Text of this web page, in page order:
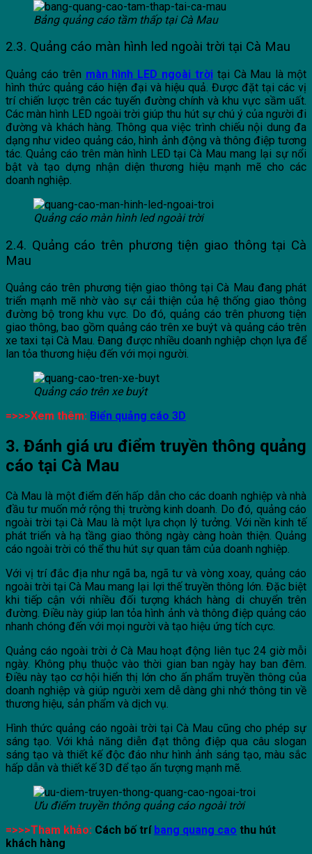
Bảng quảng cáo tầm thấp tại Cà Mau
2.3. Quảng cáo màn hình led ngoài trời tại Cà Mau
Quảng cáo trên màn hình LED ngoài trờitại Cà Mau là một
hình thức quảng cáo hiện đại và hiệu quả. Được đặt tại các vị
trí chiến lược trên các tuyến đường chính và khu vực sầm uất.
Các màn hình LED ngoài trời giúp thu hút sự chú ý của người đi
đường và khách hàng. Thông qua việc trình chiếu nội dung đa
dạng như video quảng cáo, hình ảnh động và thông điệp tương
tác. Quảng cáo trên màn hình LED tại Cà Mau mang lại sự nổi
bật và tạo dựng nhận diện thương hiệu mạnh mẽ cho các
doanh nghiệp.
Quảng cáo màn hình led ngoài trời
2.4. Quảng cáo trên phương tiện giao thông tại Cà
Mau
Quảng cáo trên phương tiện giao thông tại Cà Mau đang phát
triển mạnh mẽ nhờ vào sự cải thiện của hệ thống giao thông
đường bộ trong khu vực. Do đó, quảng cáo trên phương tiện
giao thông, bao gồm quảng cáo trên xe buýt và quảng cáo trên
xe taxi tại Cà Mau. Đang được nhiều doanh nghiệp chọn lựa để
lan tỏa thương hiệu đến với mọi người.
Quảng cáo trên xe buýt
=>>>Xem thêm: Biển quảng cáo 3D
3. Đánh giá ưu điểm truyền thông quảng
cáo tại Cà Mau
Cà Mau là một điểm đến hấp dẫn cho các doanh nghiệp và nhà
đầu tư muốn mở rộng thị trường kinh doanh. Do đó, quảng cáo
ngoài trời tại Cà Mau là một lựa chọn lý tưởng. Với nền kinh tế
phát triển và hạ tầng giao thông ngày càng hoàn thiện. Quảng
cáo ngoài trời có thể thu hút sự quan tâm của doanh nghiệp.
Với vị trí đắc địa như ngã ba, ngã tư và vòng xoay, quảng cáo
ngoài trời tại Cà Mau mang lại lợi thế truyền thông lớn. Đặc biệt
khi tiếp cận với nhiều đối tượng khách hàng di chuyển trên
đường. Điều này giúp lan tỏa hình ảnh và thông điệp quảng cáo
nhanh chóng đến với mọi người và tạo hiệu ứng tích cực.
Quảng cáo ngoài trời ở Cà Mau hoạt động liên tục 24 giờ mỗi
ngày. Không phụ thuộc vào thời gian ban ngày hay ban đêm.
Điều này tạo cơ hội hiển thị lớn cho ấn phẩm truyền thông của
doanh nghiệp và giúp người xem dễ dàng ghi nhớ thông tin về
thương hiệu, sản phẩm và dịch vụ.
Hình thức quảng cáo ngoài trời tại Cà Mau cũng cho phép sự
sáng tạo. Với khả năng diễn đạt thông điệp qua câu slogan
sáng tạo và thiết kế độc đáo như hình ảnh sáng tạo, màu sắc
hấp dẫn và thiết kế 3D để tạo ấn tượng mạnh mẽ.
Ưu điểm truyền thông quảng cáo ngoài trời
=>>>Tham khảo: Cách bố trí bang quang cao thu hút
khách hàng